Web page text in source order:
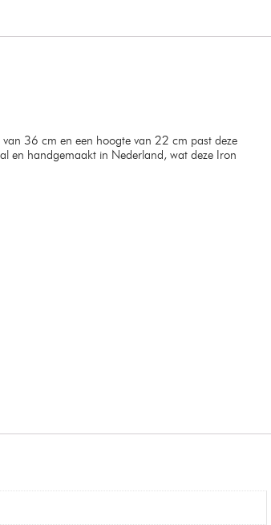
36 cm en een hoogte van 22 cm past deze
en handgemaakt in Nederland, wat deze Iron